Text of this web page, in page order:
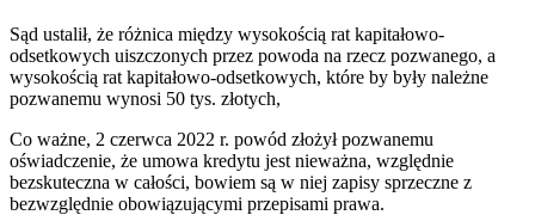
Sąd ustalił, że różnica między wysokością rat kapitałowo-
odsetkowych uiszczonych przez powoda na rzecz pozwanego, a
wysokością rat kapitałowo-odsetkowych, które by były należne
pozwanemu wynosi 50 tys. złotych,
Co ważne, 2 czerwca 2022 r. powód złożył pozwanemu
oświadczenie, że umowa kredytu jest nieważna, względnie
bezskuteczna w całości, bowiem są w niej zapisy sprzeczne z
bezwzględnie obowiązującymi przepisami prawa.